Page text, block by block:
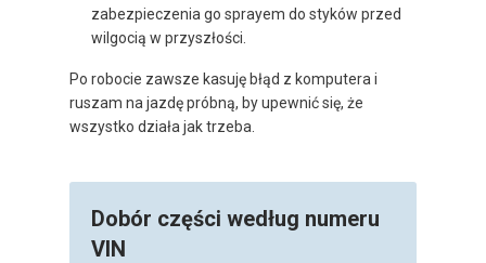
zabezpieczenia go sprayem do styków przed
wilgocią w przyszłości.
Po robocie zawsze kasuję błąd z komputera i
ruszam na jazdę próbną, by upewnić się, że
wszystko działa jak trzeba.
Dobór części według numeru
VIN